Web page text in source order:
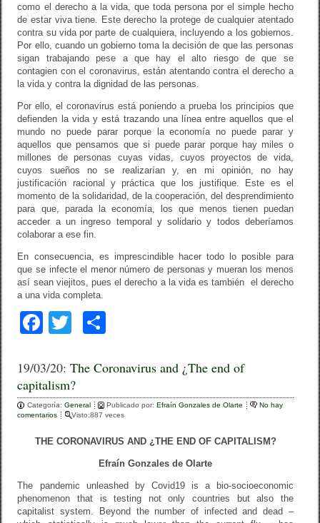
como el derecho a la vida, que toda persona por el simple hecho
de estar viva tiene. Este derecho la protege de cualquier atentado
contra su vida por parte de cualquiera, incluyendo a los gobiernos.
Por ello, cuando un gobierno toma la decisión de que las personas
sigan trabajando pese a que hay el alto riesgo de que se
contagien con el coronavirus, están atentando contra el derecho a
la vida y contra la dignidad de las personas.
Por ello, el coronavirus está poniendo a prueba los principios que
defienden la vida y está trazando una línea entre aquellos que el
mundo no puede parar porque la economía no puede parar y
aquellos que pensamos que si puede parar porque hay miles o
millones de personas cuyas vidas, cuyos proyectos de vida,
cuyos sueños no se realizarían y, en mi opinión, no hay
justificación racional y práctica que los justifique. Este es el
momento de la solidaridad, de la cooperación, del desprendimiento
para que, parada la economía, los que menos tienen puedan
acceder a un ingreso temporal y solidario y todos deberíamos
colaborar a ese fin.
En consecuencia, es imprescindible hacer todo lo posible para
que se infecte el menor número de personas y mueran los menos
así sean viejitos, pues el derecho a la vida es también el derecho
a una vida completa.
F
c
e
b
o
k
T
tt
er
m
p
ar
tir
19/03/20:The Coronavirus and ¿The end of
capitalism?
Categoría:General Publicado por:Efraín Gonzales de Olarte
No hay
comentarios
Visto:887 veces
THE CORONAVIRUS AND ¿THE END OF CAPITALISM?
Efraín Gonzales de Olarte
The pandemic unleashed by Covid19 is a bio-socioeconomic
phenomenon that is testing not only countries but also the
capitalist system. Beyond the number of infected and dead –